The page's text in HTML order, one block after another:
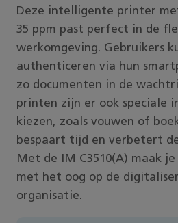
Deze intelligente printer
35 ppm past perfect in de
werkomgeving. Gebruikers
authenticeren via hun
zo documenten in de
printen zijn er ook speciale
kiezen, zoals vouwen of
bespaart tijd en verbetert
Met de IM C3510(A) maak
met het oog op de
organisatie.